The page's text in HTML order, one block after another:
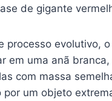
de gigante
processo evolutivo,
em uma anã
com massa
por um objeto